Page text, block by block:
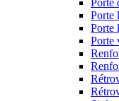
Porte
Porte
Porte
Porte